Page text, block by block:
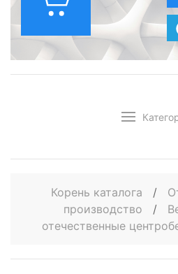
Корень каталога /
производство
/
отечественные